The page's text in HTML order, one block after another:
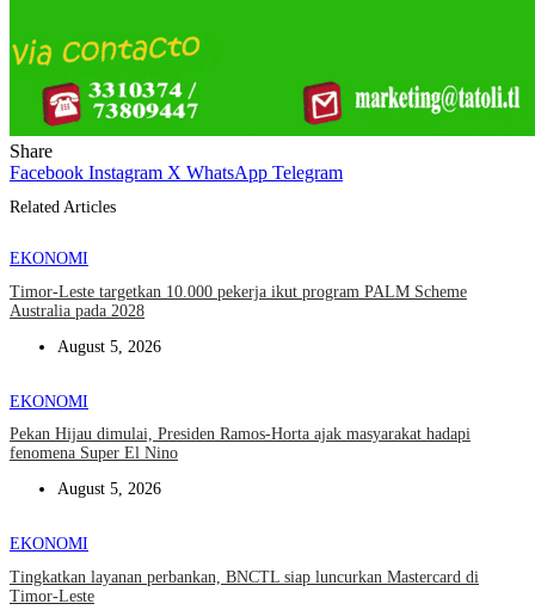
Share
Facebook Instagram X WhatsApp Telegram
Related Articles
EKONOMI
Timor-Leste targetkan 10.000 pekerja ikut program PALM Scheme
Australia pada 2028
August 5, 2026
EKONOMI
Pekan Hijau dimulai, Presiden Ramos-Horta ajak masyarakat hadapi
fenomena Super El Nino
August 5, 2026
EKONOMI
Tingkatkan layanan perbankan, BNCTL siap luncurkan Mastercard di
Timor-Leste